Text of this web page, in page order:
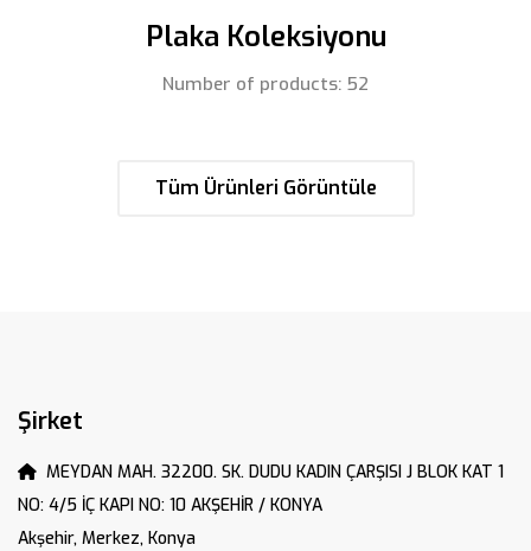
Plaka Koleksiyonu
Number of products: 52
Tüm Ürünleri Görüntüle
Şirket
MEYDAN MAH. 32200. SK. DUDU KADIN ÇARŞISI J BLOK KAT 1
NO: 4/5 İÇ KAPI NO: 10 AKŞEHİR / KONYA
Akşehir, Merkez, Konya